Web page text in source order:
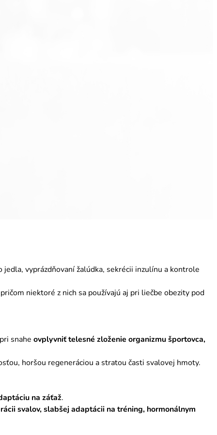
vyprázdňovaní žalúdka, sekrécii inzulínu a kontrole
niektoré z nich sa používajú aj pri liečbe obezity pod
snahe ovplyvniť telesné zloženie organizmu športovca,
horšou regeneráciou a stratou časti svalovej hmoty.
na záťaž.
svalov, slabšej adaptácii na tréning, hormonálnym